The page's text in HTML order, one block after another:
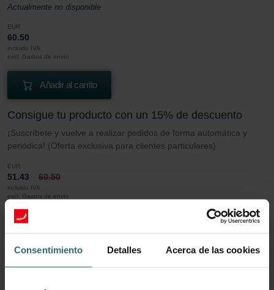
Consentimiento Detalles Acerca de las cookies
Actualmente no disponible
EUR
60.50
incluido IVA
excl. Gastos de envío
Añadir al carrito
Consigue tu producto con un 15% de descuento
¡Suscríbete y vuelve a realizar pedidos de forma automática y
periódica! (Oferta exclusiva para clientes particulares)
EUR
51.43 60.50
incluido IVA
excl. Gastos de envío